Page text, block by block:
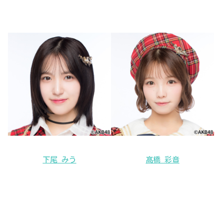
下尾 みう 髙橋 彩音